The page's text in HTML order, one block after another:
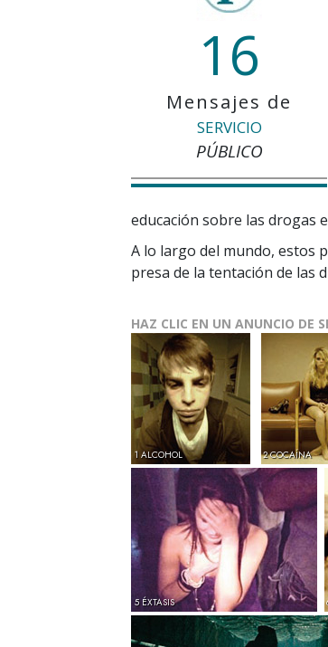
16
Mensajes de
SERVICIO
PÚBLICO
educación sobre las drogas
A lo largo del mundo, estos
presa de la tentación de las
HAZ CLIC EN UN ANUNCIO DE
1 ALCOHOL 2 COCAÍNA
5 ÉXTASIS